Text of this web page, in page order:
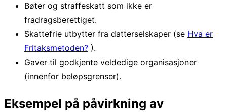
Bøter og straffeskatt som ikke er
fradragsberettiget.
Skattefrie utbytter fra datterselskaper (se Hva er
Fritaksmetoden? ).
Gaver til godkjente veldedige organisasjoner
(innenfor beløpsgrenser).
Eksempel på påvirkning av